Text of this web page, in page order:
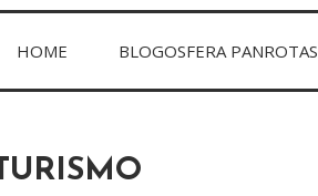
HOME BLOGOSFERA PANROTAS